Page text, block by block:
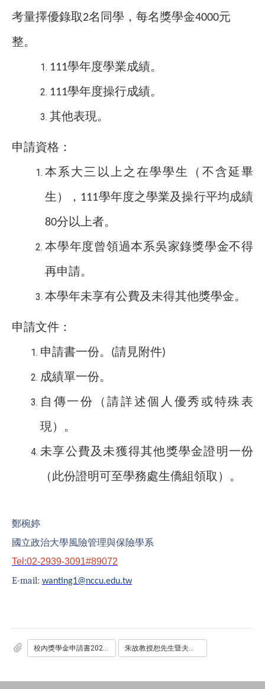
考量擇優錄取 2名同學，每名獎學金4000元
整。
111學年度學業成績。
111學年度操行成績。
其他表現。
申請資格：
本系大三以上之在學學生（不含延畢
生）， 111學年度之學業及操行平均成績
80分以上者。
本學年度曾領過本系吳家錄獎學金不得
再申請。
本學年未享有公費及未得其他獎學金。
申請文件：
申請書一份。 (請見附件)
成績單一份。
自傳一份（請詳述個人優秀或特殊表
現）。
未享公費及未獲得其他獎學金證明一份
（此份證明可至學務處生僑組領取）。
鄭椀婷
國立政治大學風險管理與保險學系
Tel:02-2939-3091#89072
E-mail: wanting1@nccu.edu.tw
校內獎學金申請書2024.docx 朱故教授恕先生暨夫人洪承亮女士紀念獎學金辦法.pdf